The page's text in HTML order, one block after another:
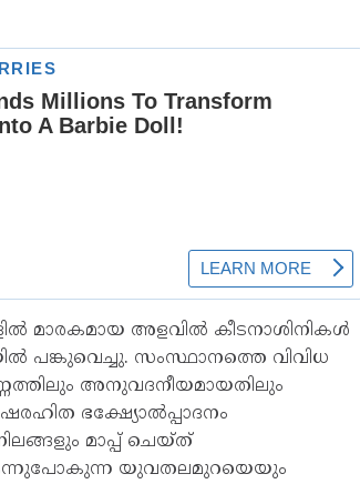
മാരകമായ അളവിൽ കീടനാശിനികൾ
പങ്കുവെച്ചു. സംസ്ഥാനത്തെ വിവിധ
അനുവദനീയമായതിലും
ഭക്ഷ്യോൽപ്പാദനം
മാപ്പ് ചെയ്ത്
യുവതലമുറയെയും